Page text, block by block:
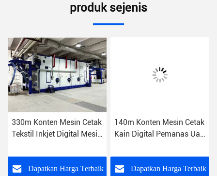
produk sejenis
330m Konten Mesin Cetak
Tekstil Inkjet Digital Mesin
Dapatkan Harga Terbaik
140m Konten Mesin Cetak
Kain Digital Pemanas Uap
Dapatkan Harga Terbaik